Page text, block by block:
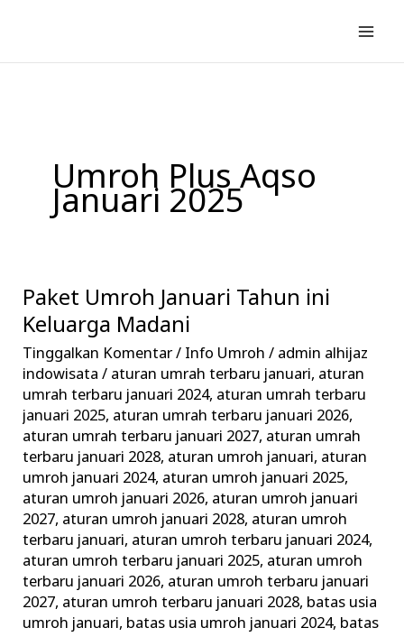
konten
Umroh Plus Aqso
Januari 2025
Paket Umroh Januari Tahun ini
Keluarga Madani
Tinggalkan Komentar/ Info Umroh / admin alhijaz
indowisata/ aturan umrah terbaru januari, aturan
umrah terbaru januari 2024, aturan umrah terbaru
januari 2025, aturan umrah terbaru januari 2026,
aturan umrah terbaru januari 2027, aturan umrah
terbaru januari 2028, aturan umroh januari, aturan
umroh januari 2024, aturan umroh januari 2025,
aturan umroh januari 2026, aturan umroh januari
2027, aturan umroh januari 2028, aturan umroh
terbaru januari, aturan umroh terbaru januari 2024,
aturan umroh terbaru januari 2025, aturan umroh
terbaru januari 2026, aturan umroh terbaru januari
2027, aturan umroh terbaru januari 2028, batas usia
umroh januari, batas usia umroh januari 2024, batas
Paket
Umroh
Januari
Tahun
ini
Keluarga
Madani